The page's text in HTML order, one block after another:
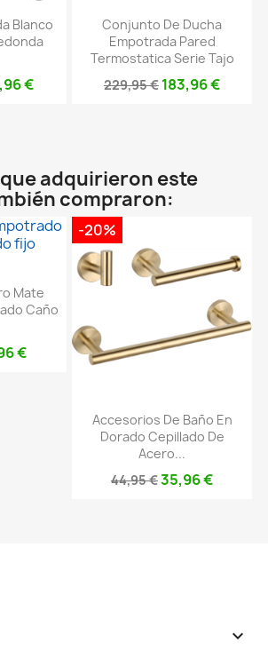
Blanco
€
Conjunto De Ducha
Empotrada Pared
Termostatica Serie Tajo
229,95 € 183,96 €
adquirieron este
compraron:
Mate
Caño
€
Accesorios De Baño En
Dorado Cepillado De
Acero...
44,95 €35,96 €
-20%
